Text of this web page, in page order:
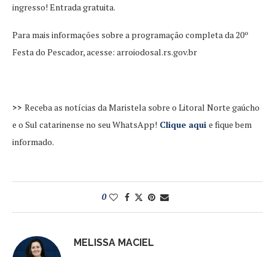
ingresso! Entrada gratuita.
Para mais informações sobre a programação completa da 20º
Festa do Pescador, acesse: arroiodosal.rs.gov.br
>> Receba as notícias da Maristela sobre o Litoral Norte gaúcho
e o Sul catarinense no seu WhatsApp! Clique aqui e fique bem
informado.
0
MELISSA MACIEL